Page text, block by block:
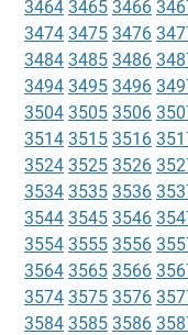
3464 3465 3466
3474 3475 3476
3484 3485 3486
3494 3495 3496
3504 3505 3506
3514 3515 3516
3524 3525 3526
3534 3535 3536
3544 3545 3546
3554 3555 3556
3564 3565 3566
3574 3575 3576
3584 3585 3586